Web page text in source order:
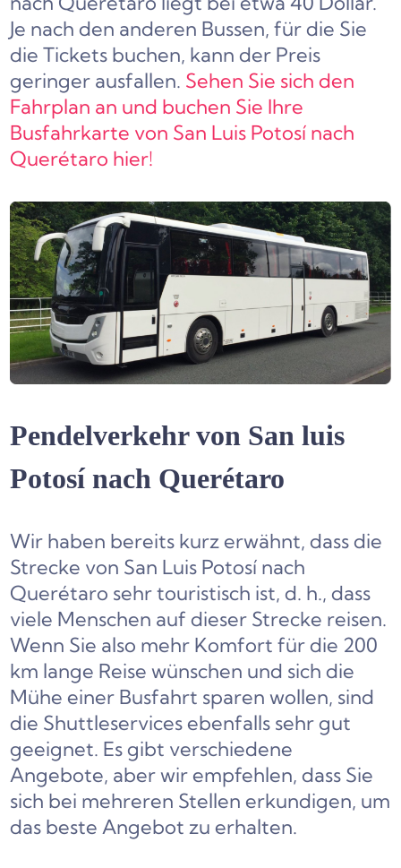
Je nach den anderen Bussen, für die Sie
die Tickets buchen, kann der Preis
geringer ausfallen. Sehen Sie sich den
Fahrplan an und buchen Sie Ihre
Busfahrkarte von San Luis Potosí nach
Querétaro hier!
Pendelverkehr von San luis
Potosí nach Querétaro
Wir haben bereits kurz erwähnt, dass die
Strecke von San Luis Potosí nach
Querétaro sehr touristisch ist, d. h., dass
viele Menschen auf dieser Strecke reisen.
Wenn Sie also mehr Komfort für die 200
km lange Reise wünschen und sich die
Mühe einer Busfahrt sparen wollen, sind
die Shuttleservices ebenfalls sehr gut
geeignet. Es gibt verschiedene
Angebote, aber wir empfehlen, dass Sie
sich bei mehreren Stellen erkundigen, um
das beste Angebot zu erhalten.